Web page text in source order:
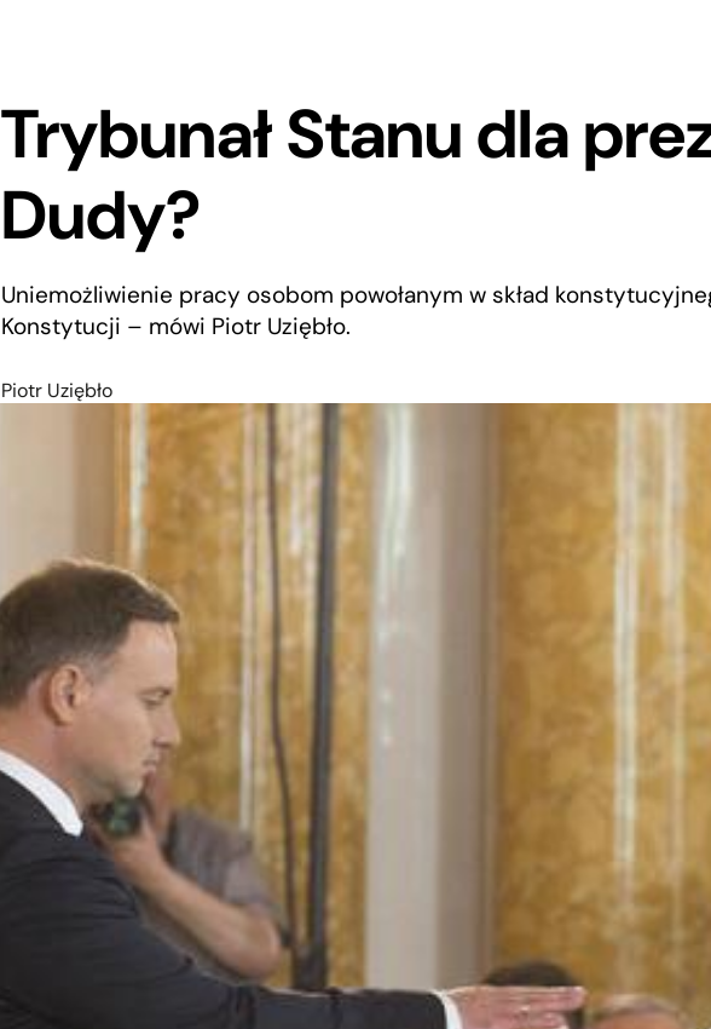
Trybunał Stanu dla
Dudy?
Uniemożliwienie pracy osobom powołanym w skład
Konstytucji – mówi Piotr Uziębło.
Piotr Uziębło